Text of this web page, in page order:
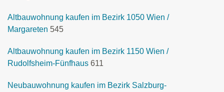
Altbauwohnung kaufen im Bezirk 1050 Wien /
Margareten 545
Altbauwohnung kaufen im Bezirk 1150 Wien /
Rudolfsheim-Fünfhaus 611
Neubauwohnung kaufen im Bezirk Salzburg-